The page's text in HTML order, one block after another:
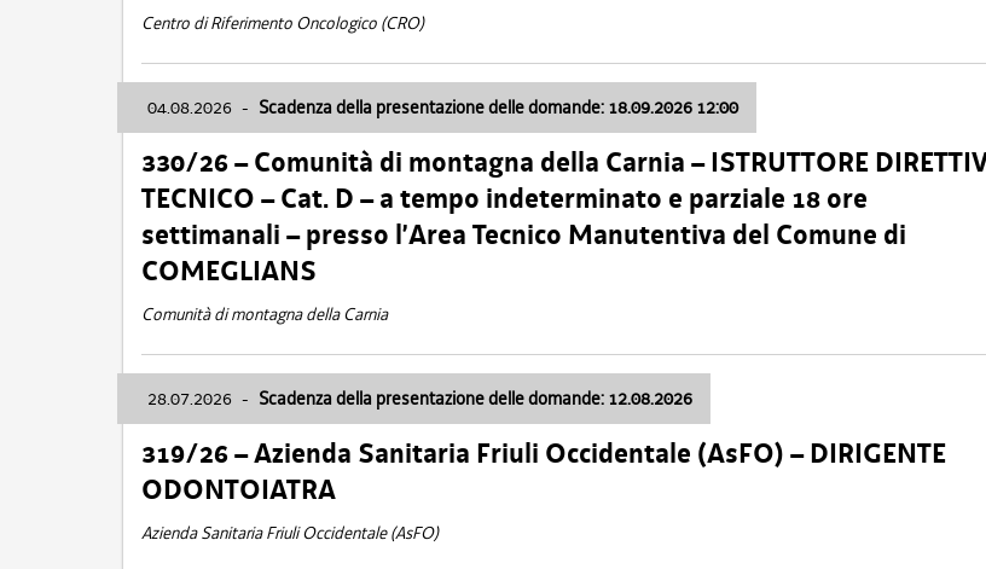
Centro di Riferimento Oncologico (CRO)
04.08.2026 - Scadenza della presentazione delle domande: 18.09.2026 12:00
330/26 – Comunità di montagna della Carnia – ISTRUTTORE
TECNICO – Cat. D – a tempo indeterminato e parziale 18 ore
settimanali – presso l’Area Tecnico Manutentiva del Comune di
COMEGLIANS
Comunità di montagna della Carnia
28.07.2026 - Scadenza della presentazione delle domande: 12.08.2026
319/26 – Azienda Sanitaria Friuli Occidentale (AsFO) – DIRIGENTE
ODONTOIATRA
Azienda Sanitaria Friuli Occidentale (AsFO)